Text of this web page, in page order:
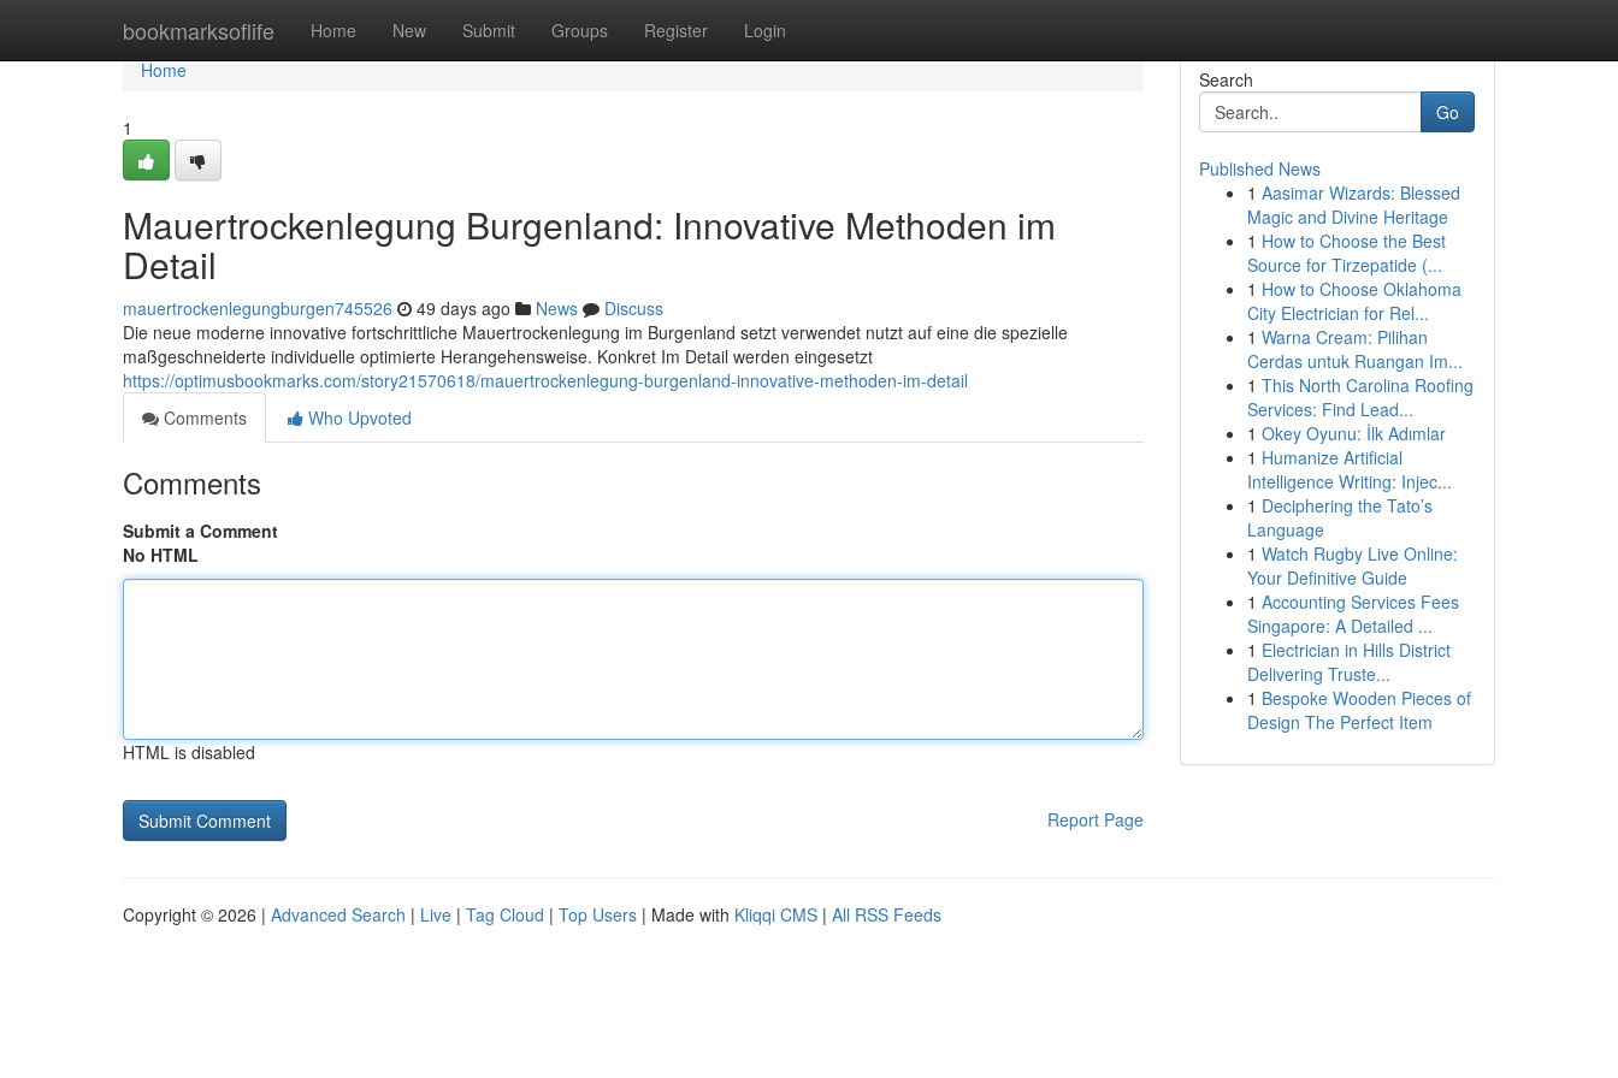
bookmarksoflife Home New Submit Groups Register Login
Home
Home
1
Mauertrockenlegung Burgenland: Innovative Methoden im
Detail
mauertrockenlegungburgen745526 49 days ago News
Discuss
Die neue moderne innovative fortschrittliche Mauertrockenlegung im Burgenland setzt verwendet nutzt auf eine die spezielle
maßgeschneiderte individuelle optimierte Herangehensweise. Konkret Im Detail werden eingesetzt
https://optimusbookmarks.com/story21570618/mauertrockenlegung-burgenland-innovative-methoden-im-detail
Comments
Who Upvoted
Comments
Submit a Comment
No HTML
HTML is disabled
Report Page
Search
Go
Published News
1 Aasimar Wizards: Blessed
Magic and Divine Heritage
1 How to Choose the Best
Source for Tirzepatide (...
1 How to Choose Oklahoma
City Electrician for Rel...
1 Warna Cream: Pilihan
Cerdas untuk Ruangan Im...
1 This North Carolina Roofing
Services: Find Lead...
1 Okey Oyunu: İlk Adımlar
1 Humanize Artificial
Intelligence Writing: Injec...
1 Deciphering the Tato’s
Language
1 Watch Rugby Live Online:
Your Definitive Guide
1 Accounting Services Fees
Singapore: A Detailed ...
1 Electrician in Hills District
Delivering Truste...
1 Bespoke Wooden Pieces of
Design The Perfect Item
Copyright © 2026 | Advanced Search | Live | Tag Cloud | Top Users | Made with Kliqqi CMS | All RSS Feeds